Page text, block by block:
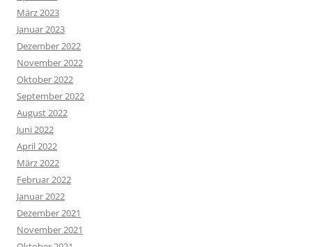
März 2023
Januar 2023
Dezember 2022
November 2022
Oktober 2022
September 2022
August 2022
Juni 2022
April 2022
März 2022
Februar 2022
Januar 2022
Dezember 2021
November 2021